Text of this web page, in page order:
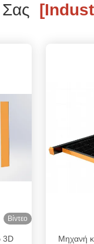
Βίντεο
3D
Μηχανή